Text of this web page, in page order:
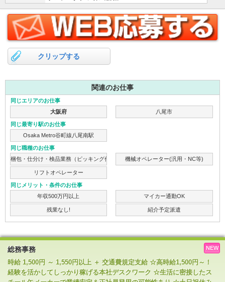
クリップする
関連のお仕事
同じエリアのお仕事
大阪府
八尾市
同じ最寄り駅のお仕事
Osaka Metro谷町線八尾南駅
同じ職種のお仕事
梱包・仕分け・検品業務（ピッキング作業）
機械オペレーター(汎用・NC等)
リフトオペレーター
同じメリット・条件のお仕事
年収500万円以上
マイカー通勤OK
残業なし! 紹介予定派遣
NEW
総務事務
時給 1,500円 ～ 1,550円以上 ＋ 交通費規定支給 ☆高時給1,500円～！
経験を活かしてしっかり稼げる本社デスクワーク ☆生活に密接したス